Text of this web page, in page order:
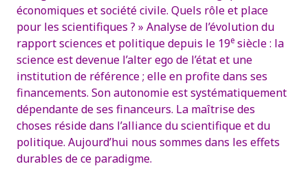
économiques et société civile. Quels rôle et place
pour les scientifiques ? » Analyse de l’évolution du
rapport sciences et politique depuis le 19e siècle : la
science est devenue l’alter ego de l’état et une
institution de référence ; elle en profite dans ses
financements. Son autonomie est systématiquement
dépendante de ses financeurs. La maîtrise des
choses réside dans l’alliance du scientifique et du
politique. Aujourd’hui nous sommes dans les effets
durables de ce paradigme.